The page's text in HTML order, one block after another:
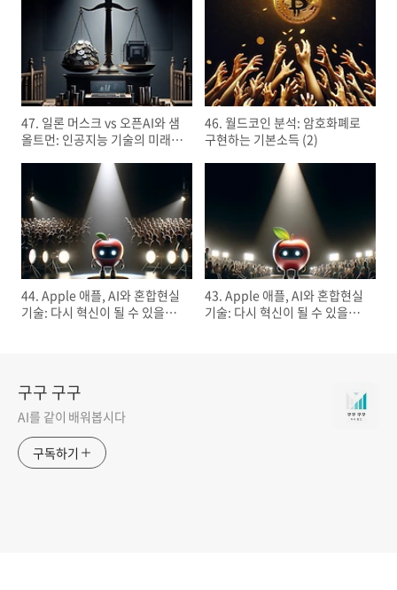
47. 일론 머스크 vs 오픈AI와 샘
올트먼: 인공지능 기술의 미래
46. 월드코인 분석: 암호화폐로
구현하는 기본소득 (2)
44. Apple 애플, AI와 혼합현실
기술: 다시 혁신이 될 수 있을까
43. Apple 애플, AI와 혼합현실
기술: 다시 혁신이 될 수 있을까
구구 구구
AI를 같이 배워봅시다
구독하기